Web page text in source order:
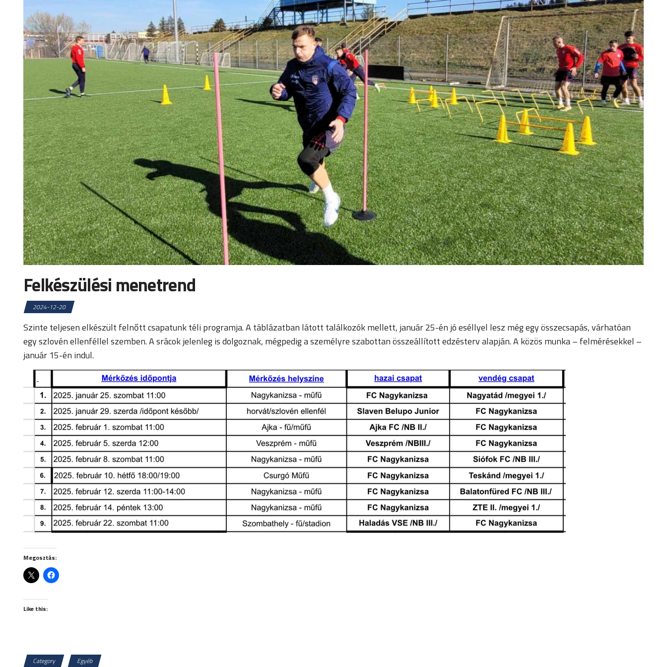
Felkészülési menetrend
2024-12-20
Szinte teljesen elkészült felnőtt csapatunk téli programja. A táblázatban látott találkozók mellett, január 25-én jó eséllyel lesz még egy összecsapás, várhatóan
egy szlovén ellenféllel szemben. A srácok jelenleg is dolgoznak, mégpedig a személyre szabottan összeállított edzésterv alapján. A közös munka – felmérésekkel –
január 15-én indul.
Megosztás:
Like this:
Category Egyéb